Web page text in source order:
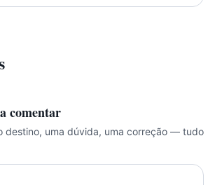
comentar
destino, uma dúvida, uma correção — tudo